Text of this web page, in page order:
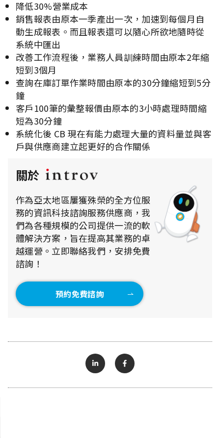
降低30%營業成本
銷售報表由原本一季產出一次，加速到每個月自
動生成報表。而且報表還可以隨心所欲地隨時從
系統中匯出
改善工作流程後，業務人員訓練時間由原本2年縮
短到3個月
查詢在庫訂單作業時間由原本的30分鐘縮短到5分
鐘
客戶100筆的彙整報價由原本的3小時處理時間縮
短為30分鐘
系統化後 CB 現在有能力處理大量的資料量並與客
戶與供應商建立起更好的合作關係
關於
作為亞太地區屢獲殊榮的全方位服
務的資訊科技諮詢服務供應商，我
們為各種規模的公司提供一流的軟
體解決方案，旨在提高其業務的卓
越運營。立即聯絡我們，安排免費
諮詢！
預約免費諮詢